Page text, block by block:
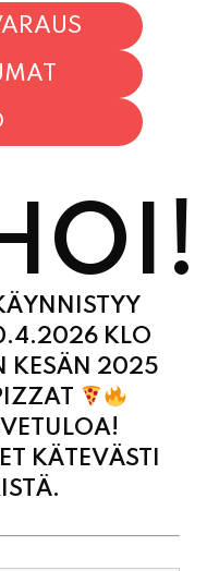
KLO
KESÄN 2025
KÄTEVÄSTI